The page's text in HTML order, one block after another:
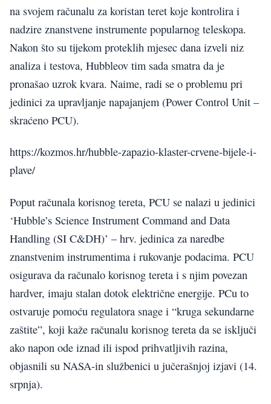
na svojem računalu za koristan teret koje kontrolira i
nadzire znanstvene instrumente popularnog teleskopa.
Nakon što su tijekom proteklih mjesec dana izveli niz
analiza i testova, Hubbleov tim sada smatra da je
pronašao uzrok kvara. Naime, radi se o problemu pri
jedinici za upravljanje napajanjem (Power Control Unit –
skraćeno PCU).
https://kozmos.hr/hubble-zapazio-klaster-crvene-bijele-i-
plave/
Poput računala korisnog tereta, PCU se nalazi u jedinici
‘Hubble’s Science Instrument Command and Data
Handling (SI C&DH)’ – hrv. jedinica za naredbe
znanstvenim instrumentima i rukovanje podacima. PCU
osigurava da računalo korisnog tereta i s njim povezan
hardver, imaju stalan dotok električne energije. PCu to
ostvaruje pomoću regulatora snage i “kruga sekundarne
zaštite”, koji kaže računalu korisnog tereta da se isključi
ako napon ode iznad ili ispod prihvatljivih razina,
objasnili su NASA-in službenici u jučerašnjoj izjavi (14.
srpnja).